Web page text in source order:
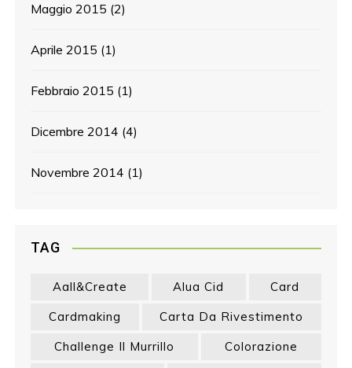
Maggio 2015 (2)
Aprile 2015 (1)
Febbraio 2015 (1)
Dicembre 2014 (4)
Novembre 2014 (1)
TAG
Aall&create Alua Cid
Card
Cardmaking
Carta Da Rivestimento
Challenge Il Murrillo
Colorazione